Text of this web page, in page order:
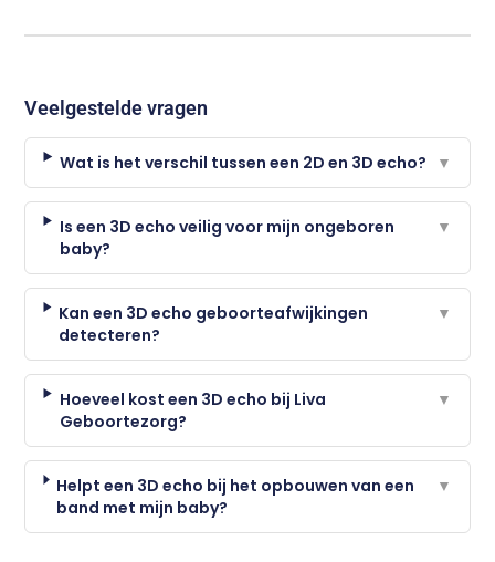
Veelgestelde vragen
Wat is het verschil tussen een 2D en 3D echo? ▼
Is een 3D echo veilig voor mijn ongeboren
baby?
▼
Kan een 3D echo geboorteafwijkingen
detecteren?
▼
Hoeveel kost een 3D echo bij Liva
Geboortezorg?
▼
Helpt een 3D echo bij het opbouwen van een
band met mijn baby?
▼